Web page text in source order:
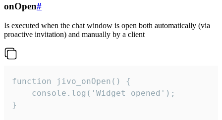
onOpen#
Is executed when the chat window is open both automatically (via
proactive invitation) and manually by a client
function jivo_onOpen() {
    console.log('Widget opened');
}